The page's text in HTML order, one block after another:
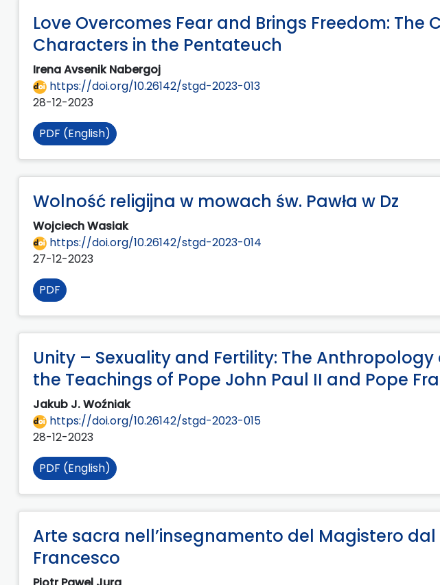
Love Overcomes Fear and Brings Freedom: The
Characters in the Pentateuch
Irena Avsenik Nabergoj
https://doi.org/10.26142/stgd-2023-013
28-12-2023
PDF (English)
Wolność religijna w mowach św. Pawła w Dz
Wojciech Wasiak
https://doi.org/10.26142/stgd-2023-014
27-12-2023
PDF
Unity – Sexuality and Fertility: The
the Teachings of Pope John Paul II and Pope
Jakub J. Woźniak
https://doi.org/10.26142/stgd-2023-015
28-12-2023
PDF (English)
Arte sacra nell’insegnamento del Magistero
Francesco